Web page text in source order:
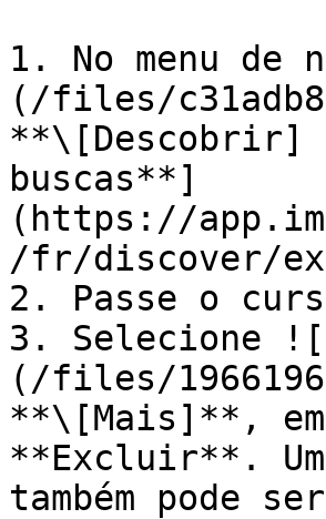
1. No menu de
(/files/
**\[Descobrir]
buscas**]
(https://
/fr/discover/
2. Passe o
3. Selecione
(/files/
**\[Mais]**,
**Excluir**.
também pode